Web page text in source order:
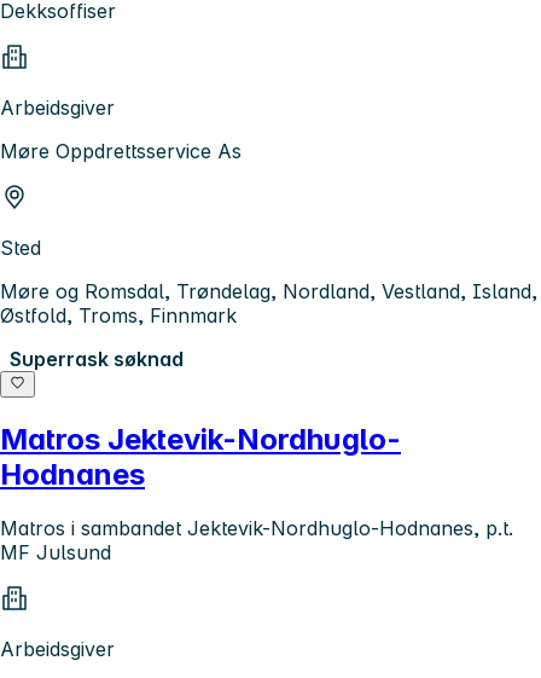
Dekksoffiser
Arbeidsgiver
Møre Oppdrettsservice As
Sted
Møre og Romsdal, Trøndelag, Nordland, Vestland, Island,
Østfold, Troms, Finnmark
Superrask søknad
Matros Jektevik-Nordhuglo-
Hodnanes
Matros i sambandet Jektevik-Nordhuglo-Hodnanes, p.t.
MF Julsund
Arbeidsgiver